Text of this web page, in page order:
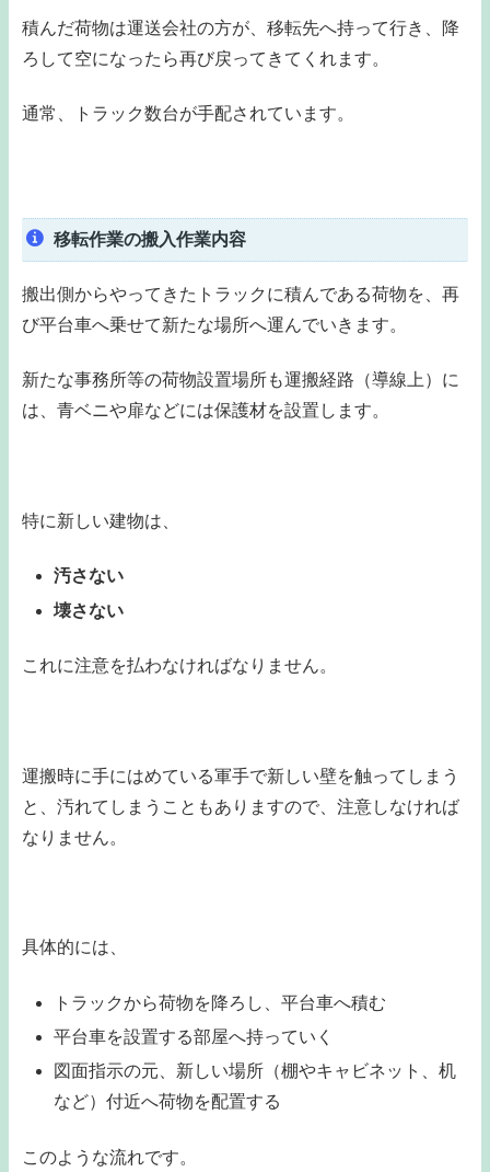
積んだ荷物は運送会社の方が、移転先へ持って行き、降
ろして空になったら再び戻ってきてくれます。
通常、トラック数台が手配されています。
移転作業の搬入作業内容
搬出側からやってきたトラックに積んである荷物を、再
び平台車へ乗せて新たな場所へ運んでいきます。
新たな事務所等の荷物設置場所も運搬経路（導線上）に
は、青ベニや扉などには保護材を設置します。
特に新しい建物は、
汚さない
壊さない
これに注意を払わなければなりません。
運搬時に手にはめている軍手で新しい壁を触ってしまう
と、汚れてしまうこともありますので、注意しなければ
なりません。
具体的には、
トラックから荷物を降ろし、平台車へ積む
平台車を設置する部屋へ持っていく
図面指示の元、新しい場所（棚やキャビネット、机
など）付近へ荷物を配置する
このような流れです。